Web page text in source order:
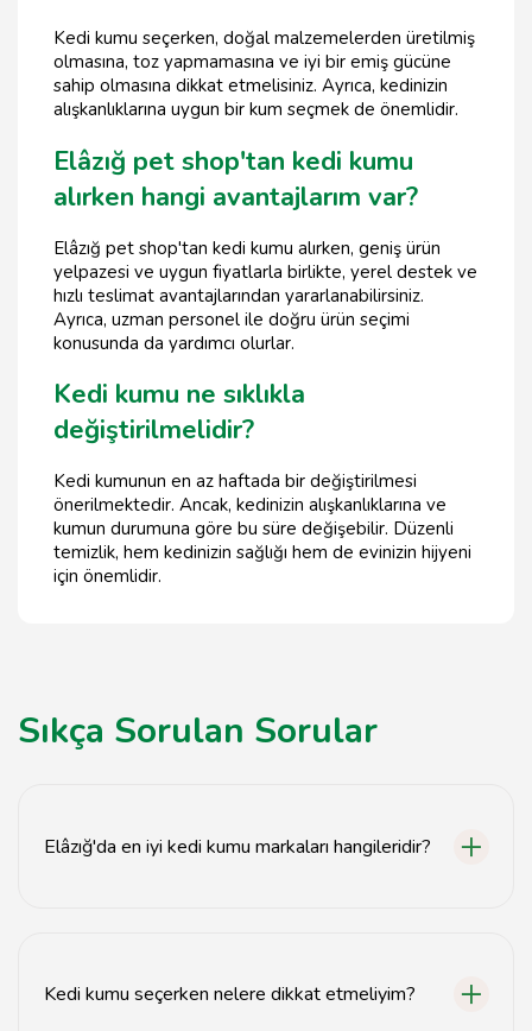
Kedi kumu seçerken, doğal malzemelerden üretilmiş
olmasına, toz yapmamasına ve iyi bir emiş gücüne
sahip olmasına dikkat etmelisiniz. Ayrıca, kedinizin
alışkanlıklarına uygun bir kum seçmek de önemlidir.
Elâzığ pet shop'tan kedi kumu
alırken hangi avantajlarım var?
Elâzığ pet shop'tan kedi kumu alırken, geniş ürün
yelpazesi ve uygun fiyatlarla birlikte, yerel destek ve
hızlı teslimat avantajlarından yararlanabilirsiniz.
Ayrıca, uzman personel ile doğru ürün seçimi
konusunda da yardımcı olurlar.
Kedi kumu ne sıklıkla
değiştirilmelidir?
Kedi kumunun en az haftada bir değiştirilmesi
önerilmektedir. Ancak, kedinizin alışkanlıklarına ve
kumun durumuna göre bu süre değişebilir. Düzenli
temizlik, hem kedinizin sağlığı hem de evinizin hijyeni
için önemlidir.
Sıkça Sorulan Sorular
Elâzığ'da en iyi kedi kumu markaları hangileridir?
Kedi kumu seçerken nelere dikkat etmeliyim?